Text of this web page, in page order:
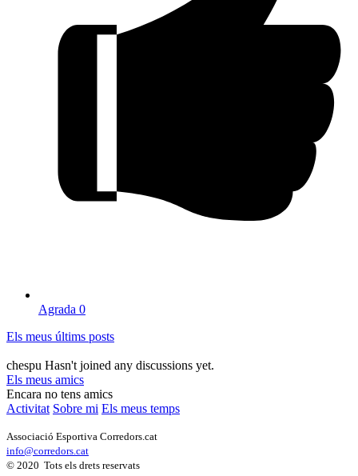
Agrada 0
Els meus últims posts
chespu Hasn't joined any discussions yet.
Els meus amics
Encara no tens amics
Activitat Sobre mi Els meus temps
Associació Esportiva Corredors.cat
info@corredors.cat
© 2020 Tots els drets reservats